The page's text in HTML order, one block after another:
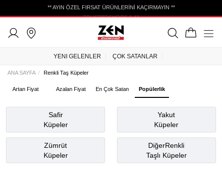
** AYIN ÖZEL FIRSAT ÜRÜNLERİNİ KAÇIRMAYIN **
YENI GELENLER ÇOK SATANLAR
ANA SAYFA Renkli Taş Küpeler
Artan Fiyat Azalan Fiyat En Çok Satan Popülerlik
Safir
Küpeler
Yakut
Küpeler
Zümrüt
Küpeler
DiğerRenkli
Taşlı Küpeler